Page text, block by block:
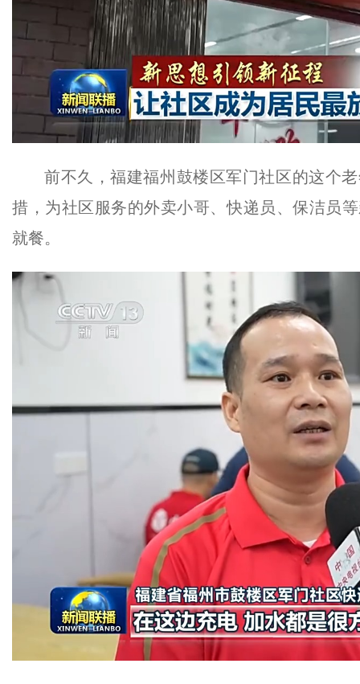
前不久，福建福州鼓楼区军门社区的这个
措，为社区服务的外卖小哥、快递员、保洁员
就餐。